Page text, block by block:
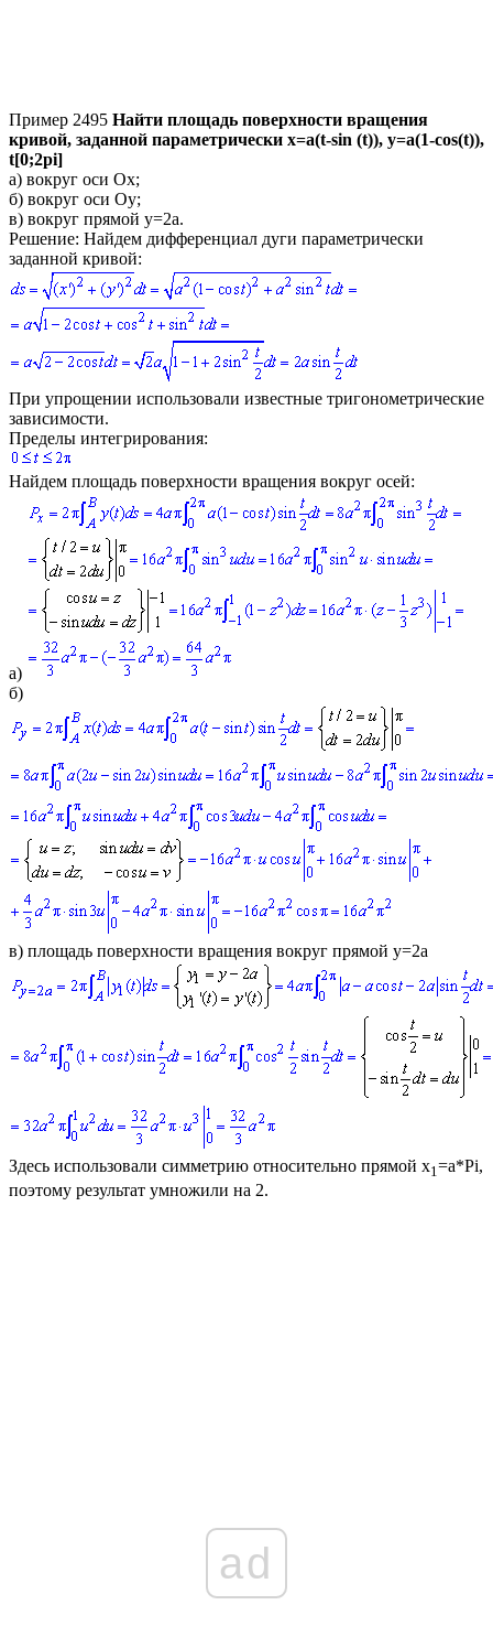
Пример 2495 Найти площадь поверхности вращения
кривой, заданной параметрически x=a(t-sin (t)), y=a(1-cos(t)),
t[0;2pi]
а) вокруг оси Ox;
б) вокруг оси Oy;
в) вокруг прямой y=2a.
Решение: Найдем дифференциал дуги параметрически
заданной кривой:
При упрощении использовали известные тригонометрические
зависимости.
Пределы интегрирования:
Найдем площадь поверхности вращения вокруг осей:
а)
б)
в) площадь поверхности вращения вокруг прямой y=2a
Здесь использовали симметрию относительно прямой x1=a*Pi,
поэтому результат умножили на 2.
ad